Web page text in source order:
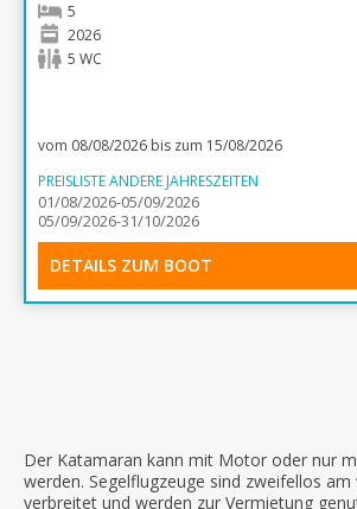
5
2026
5 WC
vom 08/08/2026 bis zum 15/08/2026
PREISLISTE ANDERE JAHRESZEITEN
01/08/2026-05/09/2026
05/09/2026-31/10/2026
DETAILS ZUM BOOT
Der Katamaran kann mit Motor oder nur
werden. Segelflugzeuge sind zweifellos
verbreitet und werden zur Vermietung